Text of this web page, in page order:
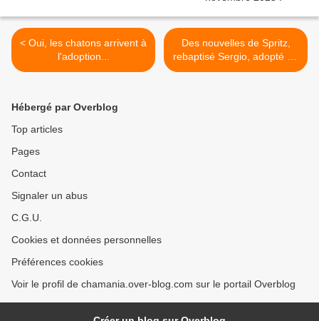
< Oui, les chatons arrivent à
l'adoption...
Des nouvelles de Spritz,
rebaptisé Sergio, adopté en
juin 2021 ! >
Hébergé par Overblog
Top articles
Pages
Contact
Signaler un abus
C.G.U.
Cookies et données personnelles
Préférences cookies
Voir le profil de chamania.over-blog.com sur le portail Overblog